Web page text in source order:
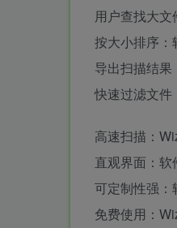
用户查找大文
按大小排序：
导出扫描结果
快速过滤文件
高速扫描：
直观界面：软
可定制性强：
免费使用：